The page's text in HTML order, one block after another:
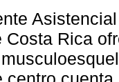
Costa Rica